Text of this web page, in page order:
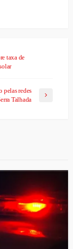
taxa de
pelas redes
Talhada